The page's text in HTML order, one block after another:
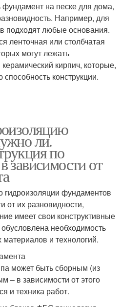
на песке для дома,
Например, для
подходят любые основания.
ленточная или столбчатая
могут лежать
кирпич, которые,
конструкции.
ли.
по
зависимости от
гидроизоляции фундаментов
от их разновидности,
имеет свои конструктивные
необходимость
и технологий.
может быть сборным (из
– в зависимости от этого
и техника работ.